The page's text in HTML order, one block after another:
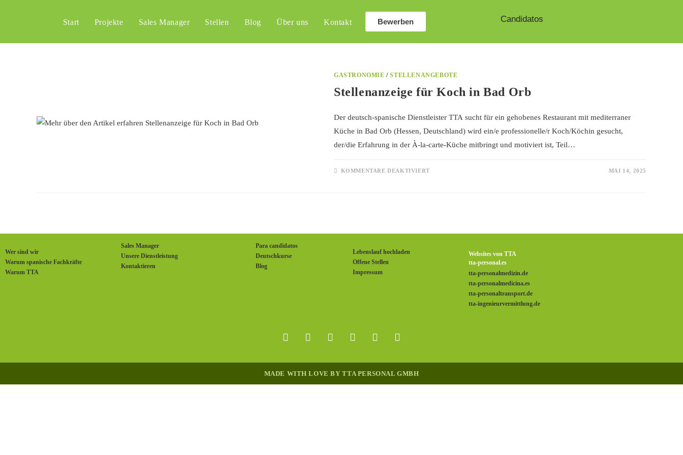
Start Projekte Sales Manager Stellen Blog Über uns Kontakt Bewerben Candidatos
GASTRONOMIE /STELLENANGEBOTE
Stellenanzeige für Koch in Bad Orb
Der deutsch-spanische Dienstleister TTA sucht für ein gehobenes Restaurant mit mediterraner
Küche in Bad Orb (Hessen, Deutschland) wird ein/e professionelle/r Koch/Köchin gesucht,
der/die Erfahrung in der À-la-carte-Küche mitbringt und motiviert ist, Teil…
KOMMENTARE DEAKTIVIERT MAI 14, 2025
Wer sind wir
Warum spanische Fachkräfte
Warum TTA
Sales Manager
Unsere Dienstleistung
Kontaktieren
Para candidatos
Deutschkurse
Blog
Lebenslauf hochladen
Offene Stellen
Impressum
Websites von TTA
tta-personal.es
tta-personalmedizin.de
tta-personalmedicina.es
tta-personaltransport.de
tta-ingenieurvermittlung.de
MADE WITH LOVE BY TTA PERSONAL GMBH